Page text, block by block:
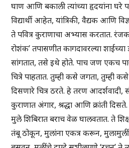
घाण आणि बकाली त्यांच्या हृदयांना
विद्यार्थी आहेत, यांत्रिकी, वैद्यक आणि
ते पवित्र कुराणाचा अभ्यास करतात.
रोशंक’ तपासणीत कागदावरल्या
सांगतात, तसे इथे होते. पाच जण एकच
चित्रे पाहतात. तुम्ही कसे जगता, तुम्ही
दिसणारे चित्र ठरते. हे तरण
कुराणात अंगार, श्रद्धा आणि क्रांती
मुले शिबिरात बराच वेळ घालवतात. ते
तंबू ठोकून, मुलांना एकत्र करून,